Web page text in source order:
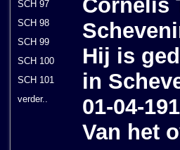
SCH 97
SCH 98
SCH 99
SCH 100
SCH 101
verder..
Cornelis
Hij is
in
01-04-
Van het